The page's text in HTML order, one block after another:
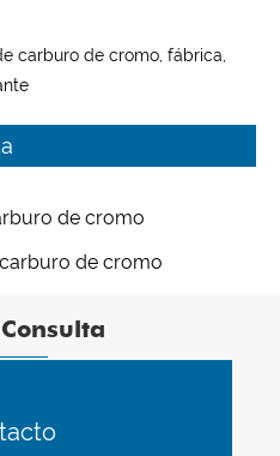
carburo de cromo, fábrica,
de cromo
de cromo